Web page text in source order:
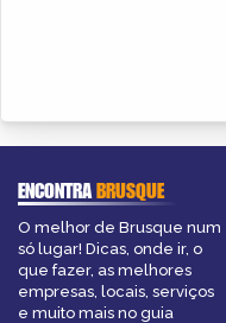
ENCONTRABRUSQUE
O melhor de Brusque num
só lugar! Dicas, onde ir, o
que fazer, as melhores
empresas, locais, serviços
e muito mais no guia